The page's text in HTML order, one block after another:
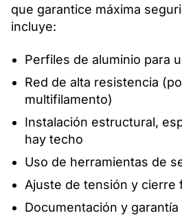
que garantice máxima
incluye:
Perfiles de aluminio para
Red de alta resistencia
multifilamento)
Instalación estructural,
hay techo
Uso de herramientas de
Ajuste de tensión y cierre
Documentación y